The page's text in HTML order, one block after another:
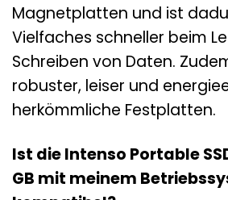
Magnetplatten und ist
Vielfaches schneller beim
Schreiben von Daten.
robuster, leiser und
herkömmliche Festplatten.
Ist die Intenso Portable
GB mit meinem